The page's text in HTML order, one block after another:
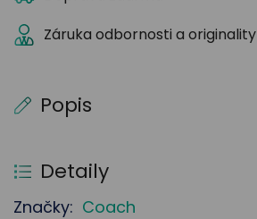
Popis
Detaily
Značky: Coach
Záruka odbornosti a originality